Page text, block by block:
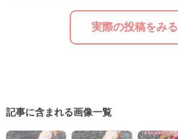
実際の投稿をみる
記事に含まれる画像一覧